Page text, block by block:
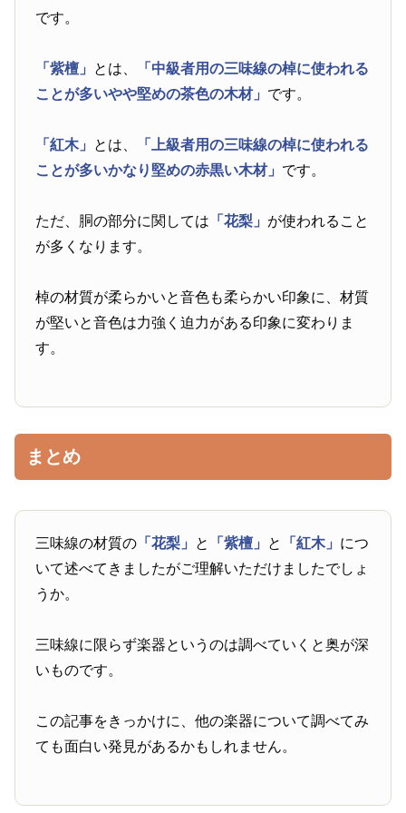
です。
「紫檀」 とは、
「中級者用の三味線の棹に使われる
ことが多いやや堅めの茶色の木材」 です。
「紅木」 とは、
「上級者用の三味線の棹に使われる
ことが多いかなり堅めの赤黒い木材」 です。
ただ、胴の部分に関しては 「花梨」 が使われること
が多くなります。
棹の材質が柔らかいと音色も柔らかい印象に、材質
が堅いと音色は力強く迫力がある印象に変わりま
す。
まとめ
三味線の材質の 「花梨」 と 「紫檀」 と 「紅木」 につ
いて述べてきましたがご理解いただけましたでしょ
うか。
三味線に限らず楽器というのは調べていくと奥が深
いものです。
この記事をきっかけに、他の楽器について調べてみ
ても面白い発見があるかもしれません。